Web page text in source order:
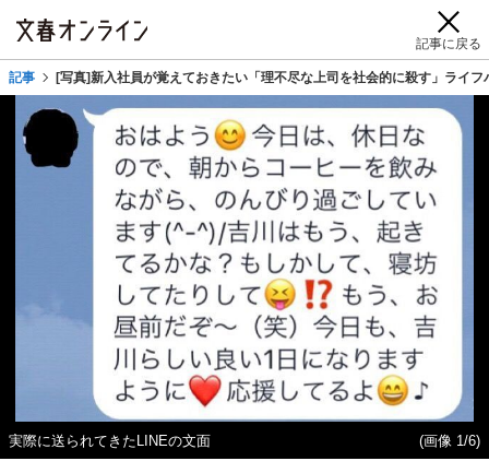
記事に戻る
記事 [写真]新入社員が覚えておきたい「理不尽な上司を社会的に殺す」ライフ
実際に送られてきたLINEの文面 (画像 1/6)